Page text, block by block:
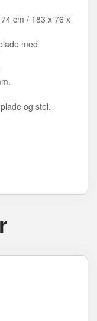
cm / 183 x 76 x
med
og stel.